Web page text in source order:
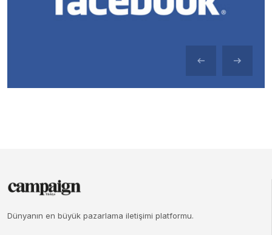
Dünyanın en büyük pazarlama iletişimi platformu.